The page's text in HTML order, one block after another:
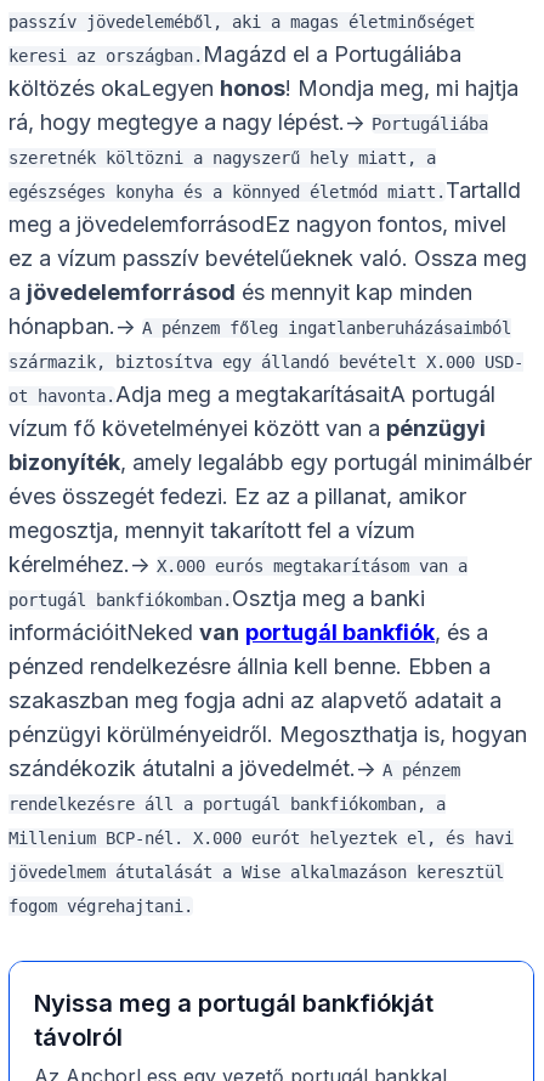
passzív jövedeleméből, aki a magas életminőséget
keresi az országban. Magázd el a Portugáliába
költözés okaLegyen honos! Mondja meg, mi hajtja
rá, hogy megtegye a nagy lépést.-> Portugáliába
szeretnék költözni a nagyszerű hely miatt, a
egészséges konyha és a könnyed életmód miatt. Tartalld
meg a jövedelemforrásodEz nagyon fontos, mivel
ez a vízum passzív bevételűeknek való. Ossza meg
a jövedelemforrásod és mennyit kap minden
hónapban.-> A pénzem főleg ingatlanberuházásaimból
származik, biztosítva egy állandó bevételt X.000 USD-
ot havonta. Adja meg a megtakarításaitA portugál
vízum fő követelményei között van a pénzügyi
bizonyíték, amely legalább egy portugál minimálbér
éves összegét fedezi. Ez az a pillanat, amikor
megosztja, mennyit takarított fel a vízum
kérelméhez.-> X.000 eurós megtakarításom van a
portugál bankfiókomban. Osztja meg a banki
információitNeked van portugál bankfiók, és a
pénzed rendelkezésre állnia kell benne. Ebben a
szakaszban meg fogja adni az alapvető adatait a
pénzügyi körülményeidről. Megoszthatja is, hogyan
szándékozik átutalni a jövedelmét.-> A pénzem
rendelkezésre áll a portugál bankfiókomban, a
Millenium BCP-nél. X.000 eurót helyeztek el, és havi
jövedelmem átutalását a Wise alkalmazáson keresztül
fogom végrehajtani.
Nyissa meg a portugál bankfiókját
távolról
Az AnchorLess egy vezető portugál bankkal